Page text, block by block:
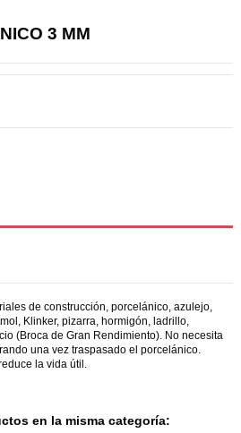
3 MM
de construcción, porcelánico, azulejo,
Klinker, pizarra, hormigón, ladrillo,
(Broca de Gran Rendimiento). No necesita
una vez traspasado el porcelánico.
la vida útil.
en la misma categoría: